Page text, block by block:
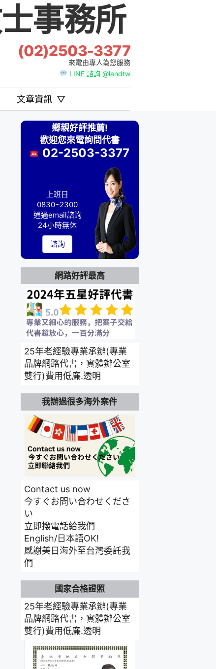
事務所
(02)2503-3377
來電由專人為您服務
LINE 諮詢 @landtw
文章資訊 ▽
鄉親好評推薦!
歡迎您來電詢問代書
02-2503-3377
上班日
0830~2300
通過email諮詢
24小時無休
諮詢
網路好評最高
25年老經驗專業承辦(專業
品牌網路代書，實體辦公室
雙行)費用低廉.透明
我辦過很多海外案件
Contact us now
今すぐお問い合わせくださ
い
立即撥電話給我們
English/日本語OK!
感謝美日海外至台灣委託我
們
國家合格證照
25年老經驗專業承辦(專業
品牌網路代書，實體辦公室
雙行)費用低廉.透明